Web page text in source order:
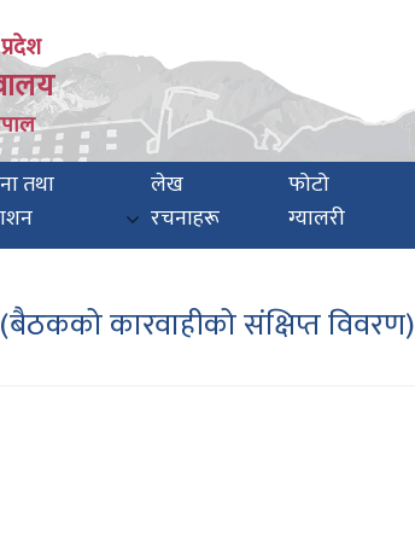
तथा
लेख
रचनाहरू
फोटो
ग्यालरी
कारवाहीको संक्षिप्त विवरण)